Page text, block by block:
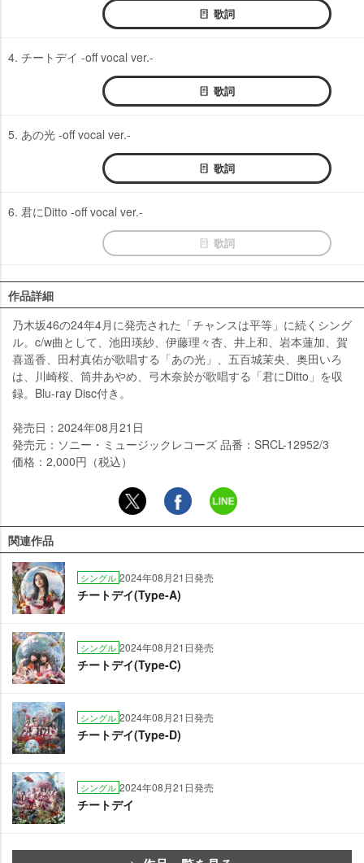
歌詞
4. チートデイ -off vocal ver.-
歌詞
5. あの光 -off vocal ver.-
歌詞
6. 君にDitto -off vocal ver.-
歌詞
作品詳細
乃木坂46の24年4月に発売された「チャンスは平等」に続くシング
ル。c/w曲として、池田瑛紗、伊藤理々杏、井上和、岩本蓮加、賀
喜遥香、田村真佑が歌唱する「あの光」、五百城茉央、奥田いろ
は、川崎桜、筒井あやめ、弓木奈於が歌唱する「君にDitto」を収
録。Blu-ray Disc付き。
発売日：2024年08月21日
発売元：ソニー・ミュージックレコーズ 品番：SRCL-12952/3
価格：2,000円（税込）
関連作品
シングル 2024年08月21日発売
チートデイ(Type-A)
シングル 2024年08月21日発売
チートデイ(Type-C)
シングル 2024年08月21日発売
チートデイ(Type-D)
シングル 2024年08月21日発売
チートデイ